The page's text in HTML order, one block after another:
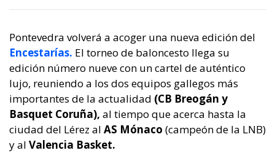
Pontevedra volverá a acoger una nueva edición del
Encestarías. El torneo de baloncesto llega su
edición número nueve con un cartel de auténtico
lujo, reuniendo a los dos equipos gallegos más
importantes de la actualidad (CB Breogán y
Basquet Coruña), al tiempo que acerca hasta la
ciudad del Lérez al AS Mónaco (campeón de la LNB)
y al Valencia Basket.